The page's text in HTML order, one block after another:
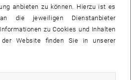
in Europe“ anhand der drei Städte
Frankfurt am Main (Deutschland)
aus dem Forschungsprojekt in
vor: neben Fallstudienberichten
anbieten zu können. Hierzu ist es
die jeweiligen Dienstanbieter
zu Cookies und Inhalten
Website finden Sie in unserer